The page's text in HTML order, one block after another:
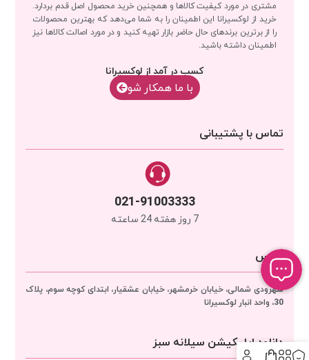
مشتری در مورد کیفیت کالاها و همچنین خرید محصول اصل قدم بردارد.
خرید از لوکسیرانا این اطمینان را به شما می‌دهد که بهترین محصولات
را از برترین برندهای حال حاضر بازار تهیه کنید و در مورد اصالت کالاها نیز
اطمینان داشته باشید.
کسب در آمد از لوکسیرانا
با‌‌ ما همکار شو
تماس با پشتیبانی
021-91003333
7 روز هفته 24 ساعته
آدرس
سهرودی شمالی، خیابان خرمشهر، خیابان عشقیار، ابتدای کوچه سوم، پلاک
30، واحد انبار
لوکسیرانا
دانلود اپلیکیشن سیلانه سبز